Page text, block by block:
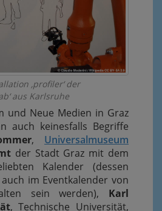
‚profiler‘ der
aus Karlsruhe
und Neue Medien in Graz
auch keinesfalls Begriffe
, Universalmuseum
der Stadt Graz mit dem
Kalender (dessen
im Eventkalender von
sein werden), Karl
, Technische Universität,